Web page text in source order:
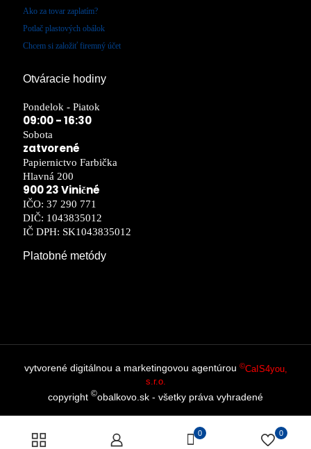
Ako za tovar zaplatím?
Potlač plastových obálok
Chcem si založiť firemný účet
Otváracie hodiny
Pondelok - Piatok
09:00 - 16:30
Sobota
zatvorené
Papiernictvo Farbička
Hlavná 200
900 23 Viničné
IČO: 37 290 771
DIČ: 1043835012
IČ DPH: SK1043835012
Platobné metódy
vytvorené digitálnou a marketingovou agentúrou ©CaIS4you,
s.r.o.
copyright ©obalkovo.sk - všetky práva vyhradené
0 0